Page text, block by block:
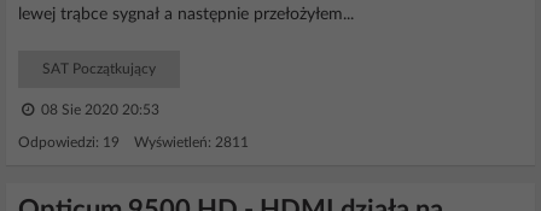
lewej trąbce sygnał a następnie przełożyłem...
SAT Początkujący
08 Sie 2020 20:53
Odpowiedzi: 19 Wyświetleń: 2811